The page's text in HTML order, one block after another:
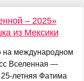
– 2025»
из Мексики
на международном
Вселенная —
летняя Фатима